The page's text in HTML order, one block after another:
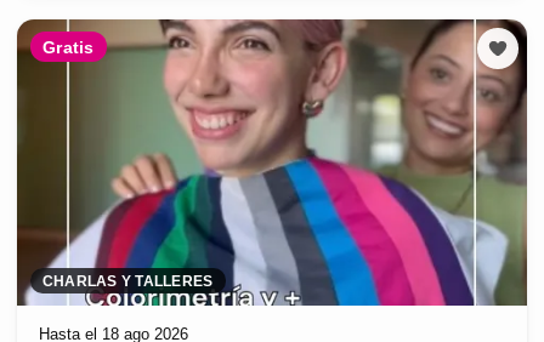
Gratis
CHARLAS Y TALLERES
Hasta el 18 ago 2026